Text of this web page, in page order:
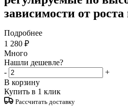
зависимости от роста
Подробнее
1 280 ₽
Много
Нашли дешевле?
-
+
В корзину
Купить в 1 клик
Рассчитать доставку